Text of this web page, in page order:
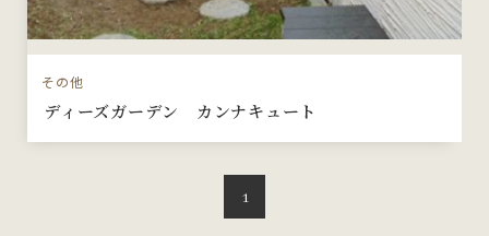
その他
ディーズガーデン カンナキュート
1